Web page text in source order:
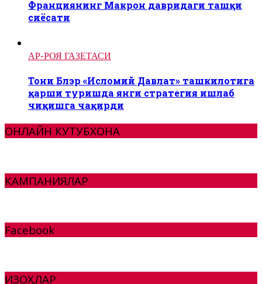
Франциянинг Макрон давридаги ташқи
сиёсати
АР-РОЯ ГАЗЕТАСИ
Тони Блэр «Исломий Давлат» ташкилотига
қарши туришда янги стратегия ишлаб
чиқишга чақирди
ОНЛАЙН КУТУБХОНА
КАМПАНИЯЛАР
Facebook
ИЗОҲЛАР